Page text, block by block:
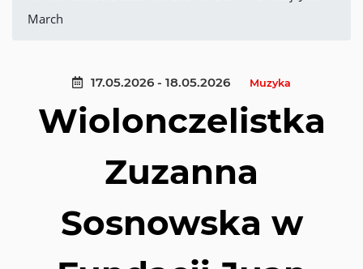
March
17.05.2026 - 18.05.2026 Muzyka
Wiolonczelistka
Zuzanna
Sosnowska w